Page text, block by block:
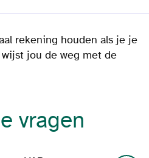
rekening houden als je je
jou de weg met de
vragen